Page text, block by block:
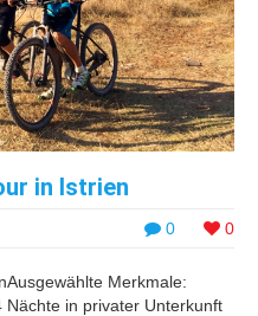
in Istrien
0 0
Merkmale:
in privater Unterkunft